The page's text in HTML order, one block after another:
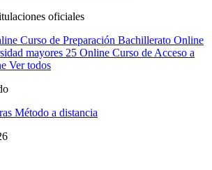
oficiales
Curso de Preparación Bachillerato Online
mayores 25 Online Curso de Acceso a
Ver todos
Método a distancia